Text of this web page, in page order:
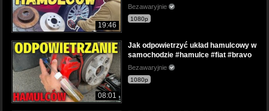
19:46
Bezawaryjnie
1080p
08:01
Jak odpowietrzyć układ hamulcowy w
samochodzie #hamulce #fiat #bravo
Bezawaryjnie
1080p